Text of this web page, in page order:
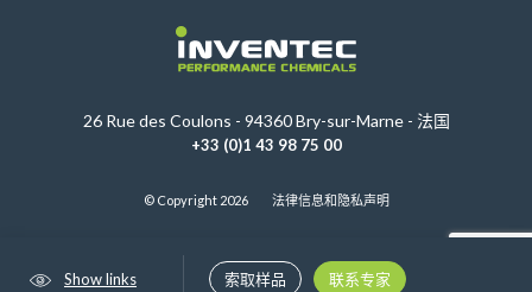
Show links 索取样品 联系专家
26 Rue des Coulons - 94360 Bry-sur-Marne - 法国
+33 (0)1 43 98 75 00
© Copyright 2026 法律信息和隐私声明